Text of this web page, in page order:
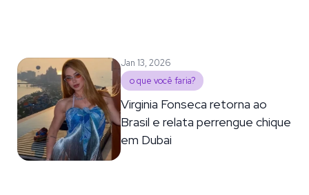
Jan 13, 2026
o que você faria?
Virginia Fonseca retorna ao
Brasil e relata perrengue chique
em Dubai